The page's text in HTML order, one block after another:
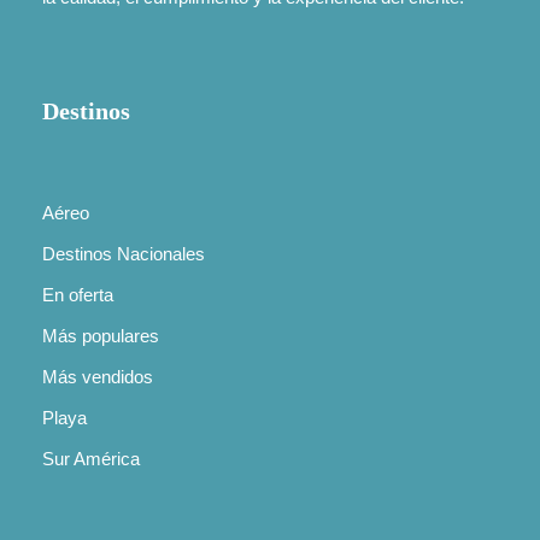
con al menos 6 meses de vigencia a partir de la
fecha de viaje. Dependiendo del destino, puede
algún requisito migratorio adicional. Nuestros
asesores te indicarán exactamente qué
Destinos
Aéreo
Destinos Nacionales
En oferta
Más populares
Más vendidos
Playa
Sur América